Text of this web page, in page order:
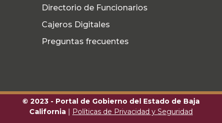
Directorio de Funcionarios
Cajeros Digitales
Preguntas frecuentes
© 2023 - Portal de Gobierno del Estado de Baja
California | Políticas de Privacidad y Seguridad